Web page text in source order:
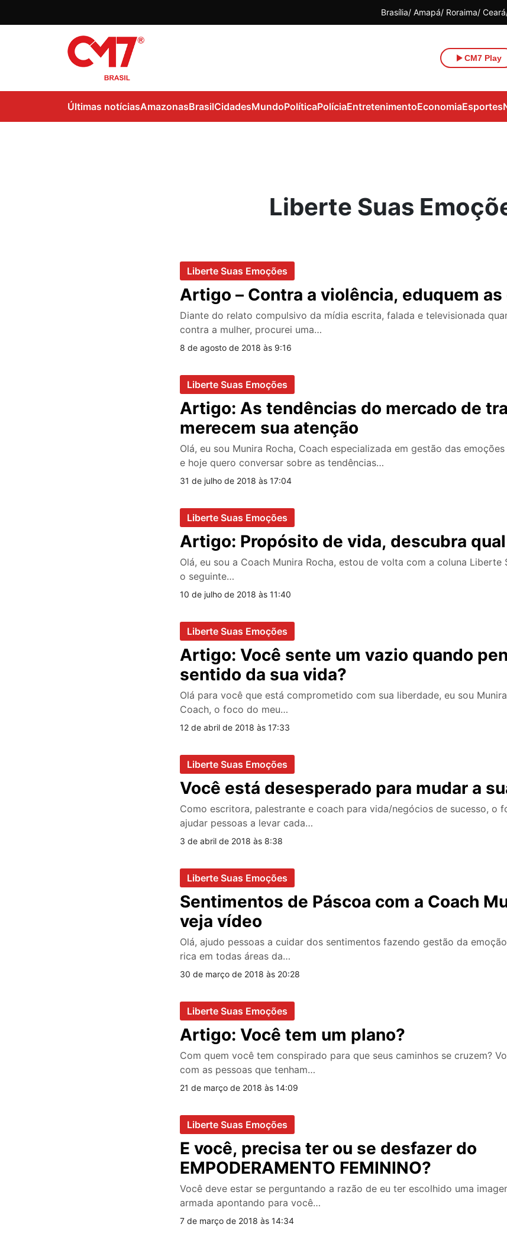
Brasília Amapá Roraima Ceará
CM7 Play
Últimas notíciasAmazonasBrasilCidadesMundoPolíticaPolíciaEntretenimentoEconomiaEsportes
Liberte Suas
Liberte Suas Emoções
Artigo – Contra a violência, eduquem
Diante do relato compulsivo da mídia escrita, falada e televisionada
contra a mulher, procurei uma…
8 de agosto de 2018 às 9:16
Liberte Suas Emoções
Artigo: As tendências do mercado de
merecem sua atenção
Olá, eu sou Munira Rocha, Coach especializada em gestão das
e hoje quero conversar sobre as tendências…
31 de julho de 2018 às 17:04
Liberte Suas Emoções
Artigo: Propósito de vida, descubra
Olá, eu sou a Coach Munira Rocha, estou de volta com a coluna Liberte
o seguinte…
10 de julho de 2018 às 11:40
Liberte Suas Emoções
Artigo: Você sente um vazio quando
sentido da sua vida?
Olá para você que está comprometido com sua liberdade, eu sou
Coach, o foco do meu…
12 de abril de 2018 às 17:33
Liberte Suas Emoções
Você está desesperado para mudar a
Como escritora, palestrante e coach para vida/negócios de sucesso, o
ajudar pessoas a levar cada…
3 de abril de 2018 às 8:38
Liberte Suas Emoções
Sentimentos de Páscoa com a Coach
veja vídeo
Olá, ajudo pessoas a cuidar dos sentimentos fazendo gestão da
rica em todas áreas da…
30 de março de 2018 às 20:28
Liberte Suas Emoções
Artigo: Você tem um plano?
Com quem você tem conspirado para que seus caminhos se cruzem?
com as pessoas que tenham…
21 de março de 2018 às 14:09
Liberte Suas Emoções
E você, precisa ter ou se desfazer do
EMPODERAMENTO FEMININO?
Você deve estar se perguntando a razão de eu ter escolhido uma
armada apontando para você…
7 de março de 2018 às 14:34